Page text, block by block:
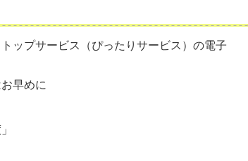
ップサービス（ぴったりサービス）の電子
早めに